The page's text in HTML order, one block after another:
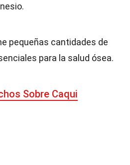
pequeñas cantidades de
para la salud ósea.
Sobre Caqui